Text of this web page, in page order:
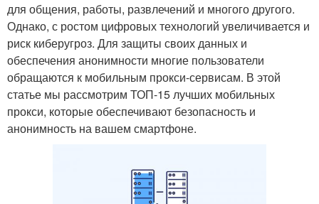
для общения, работы, развлечений и многого другого.
Однако, с ростом цифровых технологий увеличивается и
риск киберугроз. Для защиты своих данных и
обеспечения анонимности многие пользователи
обращаются к мобильным прокси-сервисам. В этой
статье мы рассмотрим ТОП-15 лучших мобильных
прокси, которые обеспечивают безопасность и
анонимность на вашем смартфоне.